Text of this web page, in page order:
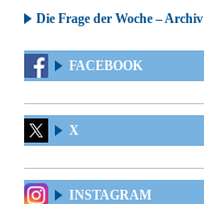
Die Frage der Woche – Archiv
FACEBOOK
X
INSTAGRAM